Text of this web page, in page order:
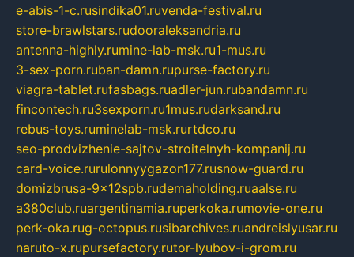
e-abis-1-c.rusindika01.ruvenda-festival.ru
store-brawlstars.rudooraleksandria.ru
antenna-highly.rumine-lab-msk.ru1-mus.ru
3-sex-porn.ruban-damn.rupurse-factory.ru
viagra-tablet.rufasbags.ruadler-jun.rubandamn.ru
fincontech.ru3sexporn.ru1mus.rudarksand.ru
rebus-toys.ruminelab-msk.rurtdco.ru
seo-prodvizhenie-sajtov-stroitelnyh-kompanij.ru
card-voice.rurulonnyygazon177.rusnow-guard.ru
domizbrusa-9x12spb.rudemaholding.ruaalse.ru
a380club.ruargentinamia.ruperkoka.rumovie-one.ru
perk-oka.rug-octopus.rusibarchives.ruandreislyusar.ru
naruto-x.rupursefactory.rutor-lyubov-i-grom.ru